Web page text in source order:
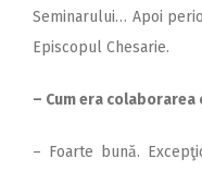
Seminarului… Apoi
Episcopul Chesarie.
– Cum era
– Foarte bună.